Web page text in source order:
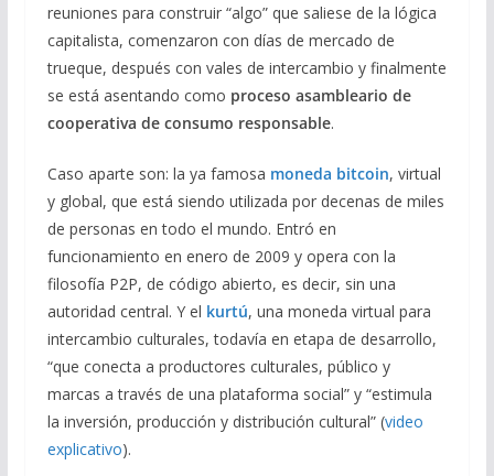
reuniones para construir “algo” que saliese de la lógica
capitalista, comenzaron con días de mercado de
trueque, después con vales de intercambio y finalmente
se está asentando como proceso asambleario de
cooperativa de consumo responsable.
Caso aparte son: la ya famosa moneda bitcoin, virtual
y global, que está siendo utilizada por decenas de miles
de personas en todo el mundo. Entró en
funcionamiento en enero de 2009 y opera con la
filosofía P2P, de código abierto, es decir, sin una
autoridad central. Y el kurtú, una moneda virtual para
intercambio culturales, todavía en etapa de desarrollo,
“que conecta a productores culturales, público y
marcas a través de una plataforma social” y “estimula
la inversión, producción y distribución cultural” (video
explicativo).